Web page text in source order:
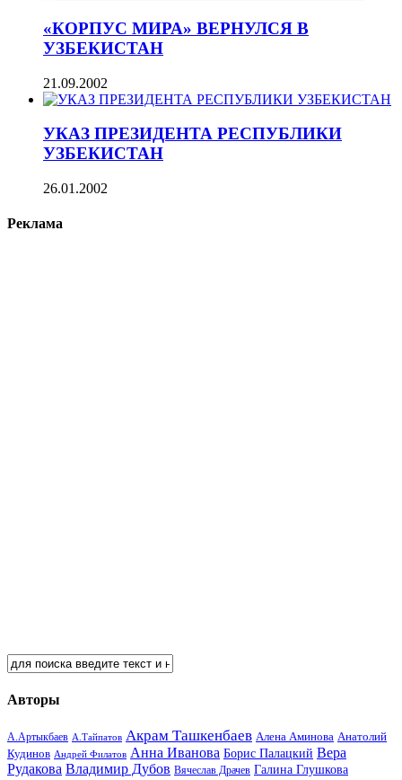
«КОРПУС МИРА» ВЕРНУЛСЯ В
УЗБЕКИСТАН
21.09.2002
УКАЗ ПРЕЗИДЕНТА РЕСПУБЛИКИ
УЗБЕКИСТАН
26.01.2002
Реклама
Авторы
А.Артыкбаев А.Тайпатов Акрам Ташкенбаев Алена Аминова Анатолий
Кудинов Андрей Филатов Анна Иванова Борис Палацкий Вера
Рудакова Владимир Дубов Вячеслав Драчев Галина Глушкова